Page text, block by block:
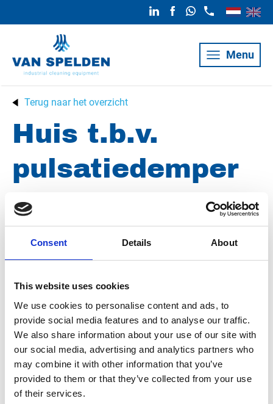
Consent Details About
This website uses cookies
We use cookies to personalise content and ads, to
provide social media features and to analyse our traffic.
We also share information about your use of our site with
our social media, advertising and analytics partners who
may combine it with other information that you’ve
provided to them or that they’ve collected from your use
of their services.
Menu
Terug naar het overzicht
Huis t.b.v.
pulsatiedemper
rvs (C203259)
Groep Onderdelen
Meer informatie?
Alle vragen en opmerkingen kunt u via onderstaand
formulier aan ons sturen. Wij streven ernaar uw bericht
binnen 1 werkdag te beantwoorden.